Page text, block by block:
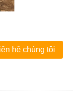
hệ chúng tôi